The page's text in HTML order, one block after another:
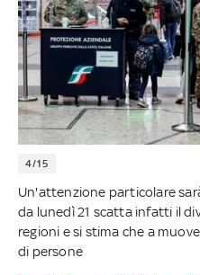
4/15
Un'attenzione particolare
da lunedì 21 scatta infatti il
regioni e si stima che a
di persone